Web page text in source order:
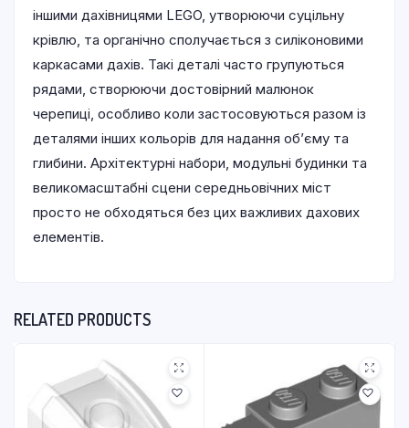
іншими дахівницями LEGO, утворюючи суцільну
крівлю, та органічно сполучається з силіконовими
каркасами дахів. Такі деталі часто групуються
рядами, створюючи достовірний малюнок
черепиці, особливо коли застосовуються разом із
деталями інших кольорів для надання об’єму та
глибини. Архітектурні набори, модульні будинки та
великомасштабні сцени середньовічних міст
просто не обходяться без цих важливих дахових
елементів.
RELATED PRODUCTS